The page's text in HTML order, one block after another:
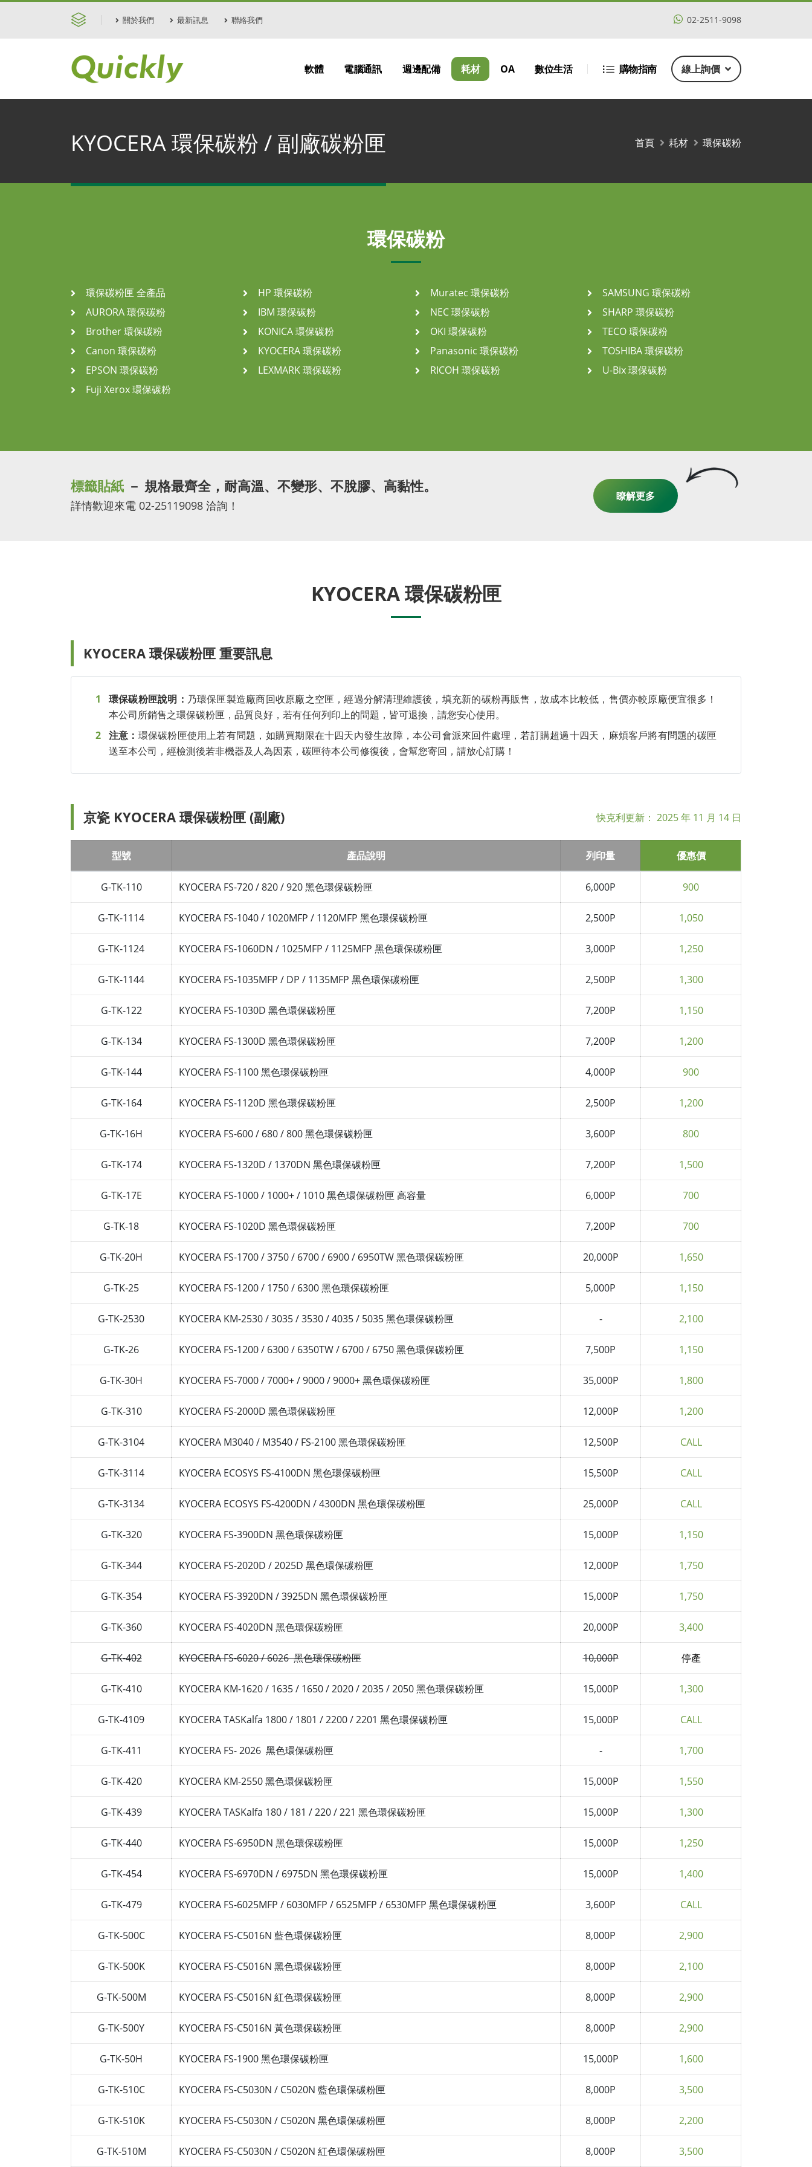
關於我們 最新訊息 聯絡我們 02-2511-9098
軟體 電腦通訊 週邊配備 耗材 OA 數位生活 購物指南 線上詢價
KYOCERA 環保碳粉 / 副廠碳粉匣 首頁 耗材 環保碳粉
環保碳粉
環保碳粉匣 全產品
AURORA 環保碳粉
Brother 環保碳粉
Canon 環保碳粉
EPSON 環保碳粉
Fuji Xerox 環保碳粉
HP 環保碳粉
IBM 環保碳粉
KONICA 環保碳粉
KYOCERA 環保碳粉
LEXMARK 環保碳粉
Muratec 環保碳粉
NEC 環保碳粉
OKI 環保碳粉
Panasonic 環保碳粉
RICOH 環保碳粉
SAMSUNG 環保碳粉
SHARP 環保碳粉
TECO 環保碳粉
TOSHIBA 環保碳粉
U-Bix 環保碳粉
標籤貼紙 － 規格最齊全，耐高溫、不變形、不脫膠、高黏性。
詳情歡迎來電 02-25119098 洽詢！
瞭解更多
KYOCERA 環保碳粉匣
KYOCERA 環保碳粉匣 重要訊息
環保碳粉匣說明： 乃環保匣製造廠商回收原廠之空匣，經過分解清理維護後，填充新的碳粉再販售，故成本比較低，售價亦較原廠便宜很多！
本公司所銷售之環保碳粉匣，品質良好，若有任何列印上的問題，皆可退換，請您安心使用。
注意： 環保碳粉匣使用上若有問題，如購買期限在十四天內發生故障，本公司會派來回件處理，若訂購超過十四天，麻煩客戶將有問題的碳匣
送至本公司，經檢測後若非機器及人為因素，碳匣待本公司修復後，會幫您寄回，請放心訂購！
京瓷 KYOCERA 環保碳粉匣 (副廠) 快克利更新： 2025 年 11 月 14 日
型號 產品說明 列印量 優惠價
G-TK-110 KYOCERA FS-720 / 820 / 920 黑色環保碳粉匣 6,000P 900
G-TK-1114 KYOCERA FS-1040 / 1020MFP / 1120MFP 黑色環保碳粉匣 2,500P 1,050
G-TK-1124 KYOCERA FS-1060DN / 1025MFP / 1125MFP 黑色環保碳粉匣 3,000P 1,250
G-TK-1144 KYOCERA FS-1035MFP / DP / 1135MFP 黑色環保碳粉匣 2,500P 1,300
G-TK-122 KYOCERA FS-1030D 黑色環保碳粉匣 7,200P 1,150
G-TK-134 KYOCERA FS-1300D 黑色環保碳粉匣 7,200P 1,200
G-TK-144 KYOCERA FS-1100 黑色環保碳粉匣 4,000P 900
G-TK-164 KYOCERA FS-1120D 黑色環保碳粉匣 2,500P 1,200
G-TK-16H KYOCERA FS-600 / 680 / 800 黑色環保碳粉匣 3,600P 800
G-TK-174 KYOCERA FS-1320D / 1370DN 黑色環保碳粉匣 7,200P 1,500
G-TK-17E KYOCERA FS-1000 / 1000+ / 1010 黑色環保碳粉匣 高容量 6,000P 700
G-TK-18 KYOCERA FS-1020D 黑色環保碳粉匣 7,200P 700
G-TK-20H KYOCERA FS-1700 / 3750 / 6700 / 6900 / 6950TW 黑色環保碳粉匣 20,000P 1,650
G-TK-25 KYOCERA FS-1200 / 1750 / 6300 黑色環保碳粉匣 5,000P 1,150
G-TK-2530 KYOCERA KM-2530 / 3035 / 3530 / 4035 / 5035 黑色環保碳粉匣 - 2,100
G-TK-26 KYOCERA FS-1200 / 6300 / 6350TW / 6700 / 6750 黑色環保碳粉匣 7,500P 1,150
G-TK-30H KYOCERA FS-7000 / 7000+ / 9000 / 9000+ 黑色環保碳粉匣 35,000P 1,800
G-TK-310 KYOCERA FS-2000D 黑色環保碳粉匣 12,000P 1,200
G-TK-3104 KYOCERA M3040 / M3540 / FS-2100 黑色環保碳粉匣 12,500P CALL
G-TK-3114 KYOCERA ECOSYS FS-4100DN 黑色環保碳粉匣 15,500P CALL
G-TK-3134 KYOCERA ECOSYS FS-4200DN / 4300DN 黑色環保碳粉匣 25,000P CALL
G-TK-320 KYOCERA FS-3900DN 黑色環保碳粉匣 15,000P 1,150
G-TK-344 KYOCERA FS-2020D / 2025D 黑色環保碳粉匣 12,000P 1,750
G-TK-354 KYOCERA FS-3920DN / 3925DN 黑色環保碳粉匣 15,000P 1,750
G-TK-360 KYOCERA FS-4020DN 黑色環保碳粉匣 20,000P 3,400
G-TK-402 KYOCERA FS-6020 / 6026 黑色環保碳粉匣 10,000P 停產
G-TK-410 KYOCERA KM-1620 / 1635 / 1650 / 2020 / 2035 / 2050 黑色環保碳粉匣 15,000P 1,300
G-TK-4109 KYOCERA TASKalfa 1800 / 1801 / 2200 / 2201 黑色環保碳粉匣 15,000P CALL
G-TK-411 KYOCERA FS- 2026 黑色環保碳粉匣 - 1,700
G-TK-420 KYOCERA KM-2550 黑色環保碳粉匣 15,000P 1,550
G-TK-439 KYOCERA TASKalfa 180 / 181 / 220 / 221 黑色環保碳粉匣 15,000P 1,300
G-TK-440 KYOCERA FS-6950DN 黑色環保碳粉匣 15,000P 1,250
G-TK-454 KYOCERA FS-6970DN / 6975DN 黑色環保碳粉匣 15,000P 1,400
G-TK-479 KYOCERA FS-6025MFP / 6030MFP / 6525MFP / 6530MFP 黑色環保碳粉匣 3,600P CALL
G-TK-500C KYOCERA FS-C5016N 藍色環保碳粉匣 8,000P 2,900
G-TK-500K KYOCERA FS-C5016N 黑色環保碳粉匣 8,000P 2,100
G-TK-500M KYOCERA FS-C5016N 紅色環保碳粉匣 8,000P 2,900
G-TK-500Y KYOCERA FS-C5016N 黃色環保碳粉匣 8,000P 2,900
G-TK-50H KYOCERA FS-1900 黑色環保碳粉匣 15,000P 1,600
G-TK-510C KYOCERA FS-C5030N / C5020N 藍色環保碳粉匣 8,000P 3,500
G-TK-510K KYOCERA FS-C5030N / C5020N 黑色環保碳粉匣 8,000P 2,200
G-TK-510M KYOCERA FS-C5030N / C5020N 紅色環保碳粉匣 8,000P 3,500